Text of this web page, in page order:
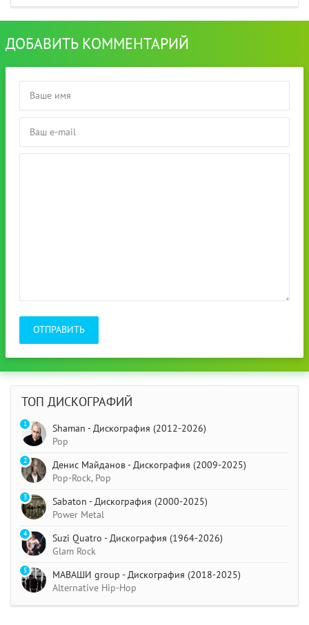
ДОБАВИТЬ КОММЕНТАРИЙ
ОТПРАВИТЬ
ТОП ДИСКОГРАФИЙ
Shaman - Дискография (2012-2026)
Pop
1
Денис Майданов - Дискография (2009-2025)
Pop-Rock, Pop
2
Sabaton - Дискография (2000-2025)
Power Metal
3
Suzi Quatro - Дискография (1964-2026)
Glam Rock
4
МАВАШИ group - Дискография (2018-2025)
Alternative Hip-Hop
5